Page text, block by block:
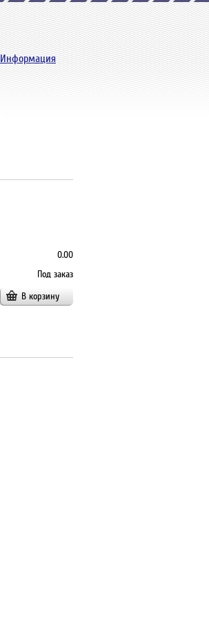
Информация
0.00
Под заказ
В корзину